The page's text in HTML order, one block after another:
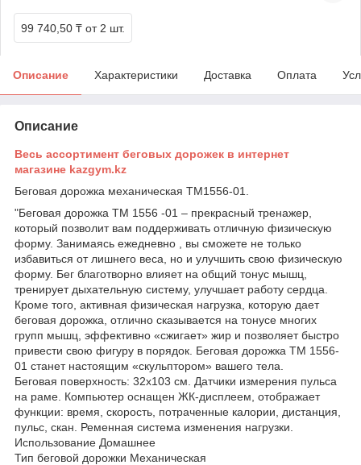
99 740,50 ₸ от 2 шт.
Описание Характеристики Доставка Оплата
Описание
Весь ассортимент беговых дорожек в интернет
магазине kazgym.kz
Беговая дорожка механическая TM1556-01.
"Беговая дорожка TM 1556 -01 – прекрасный тренажер,
который позволит вам поддерживать отличную физическую
форму. Занимаясь ежедневно , вы сможете не только
избавиться от лишнего веса, но и улучшить свою физическую
форму. Бег благотворно влияет на общий тонус мышц,
тренирует дыхательную систему, улучшает работу сердца.
Кроме того, активная физическая нагрузка, которую дает
беговая дорожка, отлично сказывается на тонусе многих
групп мышц, эффективно «сжигает» жир и позволяет быстро
привести свою фигуру в порядок. Беговая дорожка TM 1556-
01 станет настоящим «скульптором» вашего тела.
Беговая поверхность: 32х103 см. Датчики измерения пульса
на раме. Компьютер оснащен ЖК-дисплеем, отображает
функции: время, скорость, потраченные калории, дистанция,
пульс, скан. Ременная система изменения нагрузки.
Использование Домашнее
Тип беговой дорожки Механическая